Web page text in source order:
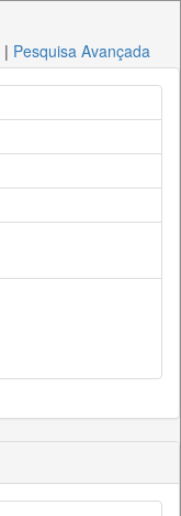
| Pesquisa Avançada